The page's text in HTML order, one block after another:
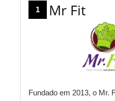
1 Mr Fit
Fundado em 2013, o Mr.